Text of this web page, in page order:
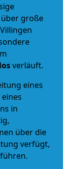
große
verläuft.
eines
in
über die
verfügt,